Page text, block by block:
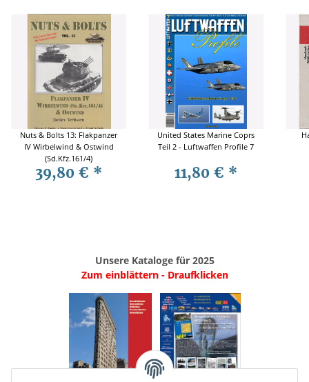
Nuts & Bolts 13: Flakpanzer
IV Wirbelwind & Ostwind
(Sd.Kfz.161/4)
39,80 € *
United States Marine Coprs
Teil 2 - Luftwaffen Profile 7
11,80 € *
Unsere Kataloge für 2025
Zum einblättern - Draufklicken
. ..